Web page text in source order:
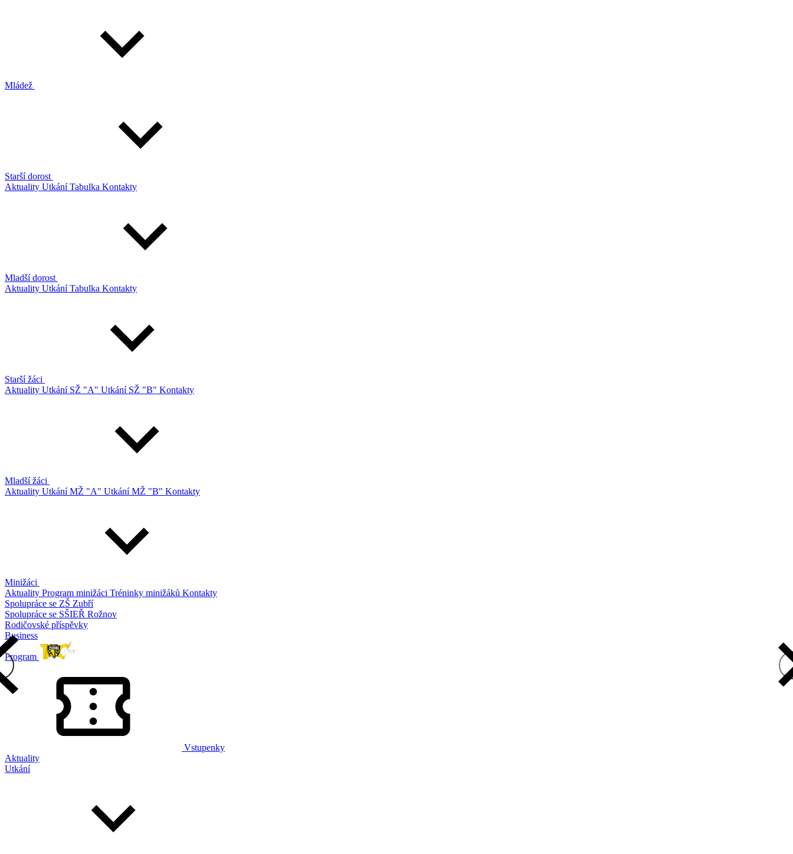
Mládež
Starší dorost
Aktuality UtkáníTabulka Kontakty
Mladší dorost
Aktuality UtkáníTabulka Kontakty
Starší žáci
Aktuality Utkání SŽ "A" Utkání SŽ "B" Kontakty
Mladší žáci
Aktuality Utkání MŽ "A" Utkání MŽ "B" Kontakty
Minižáci
Aktuality Program minižáci Tréninky minižáků Kontakty
Spolupráce se ZŠ Zubří
Spolupráce se SŠIEŘ Rožnov
Rodičovské příspěvky
Business
Program
Vstupenky
Aktuality
Utkání